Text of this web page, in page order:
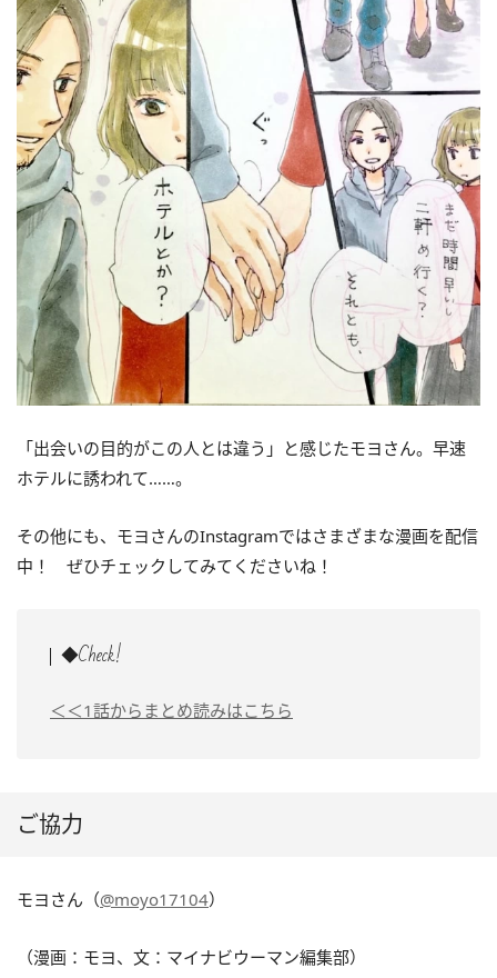
「出会いの目的がこの人とは違う」と感じたモヨさん。早速
ホテルに誘われて……。
その他にも、モヨさんのInstagramではさまざまな漫画を配信
中！ ぜひチェックしてみてくださいね！
◆Check!
＜＜1話からまとめ読みはこちら
ご協力
モヨさん（@moyo17104）
（漫画：モヨ、文：マイナビウーマン編集部）